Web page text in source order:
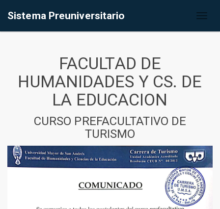
Sistema Preuniversitario
FACULTAD DE
HUMANIDADES Y CS. DE
LA EDUCACION
CURSO PREFACULTATIVO DE
TURISMO